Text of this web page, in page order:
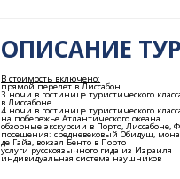
ОПИСАНИЕ
В стоимость включено:
прямой перелет в Лиссабон
3 ночи в гостинице туристического
в Лиссабоне
4 ночи в гостинице туристического
на побережье Атлантического океана
обзорные экскурсии в Порто, Лиссабоне,
посещения: средневековый Обидуш,
де Гайа, вокзал Бенто в Порто
услуги русскоязычного гида из Израиля
индивидуальная система наушников